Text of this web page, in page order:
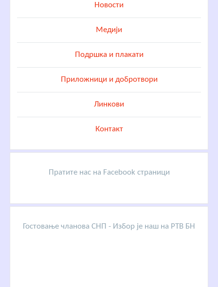
Новости
Медији
Подршка и плакати
Приложници и добротвори
Линкови
Контакт
Пратите нас на Facebook страници
Гостовање чланова СНП - Избор је наш на РТВ БН